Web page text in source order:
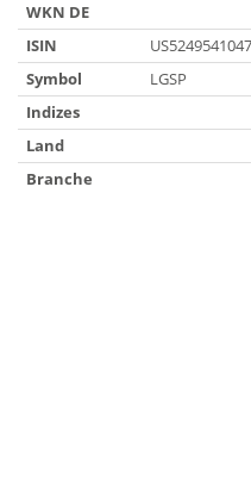
WKN DE
ISIN
US5249541047
Symbol
LGSP
Indizes
Land
Branche